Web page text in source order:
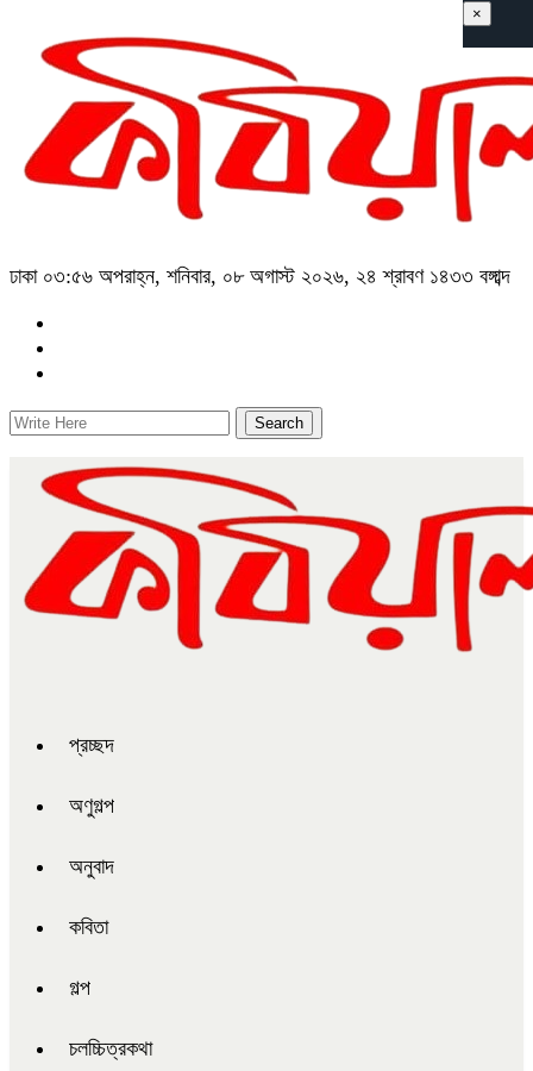
ঢাকা ০৩:৫৬ অপরাহ্ন, শনিবার, ০৮ অগাস্ট ২০২৬, ২৪ শ্রাবণ ১৪৩৩ বঙ্গাব্দ
প্রচ্ছদ
অণুগল্প
অনুবাদ
কবিতা
গল্প
চলচ্চিত্রকথা
×